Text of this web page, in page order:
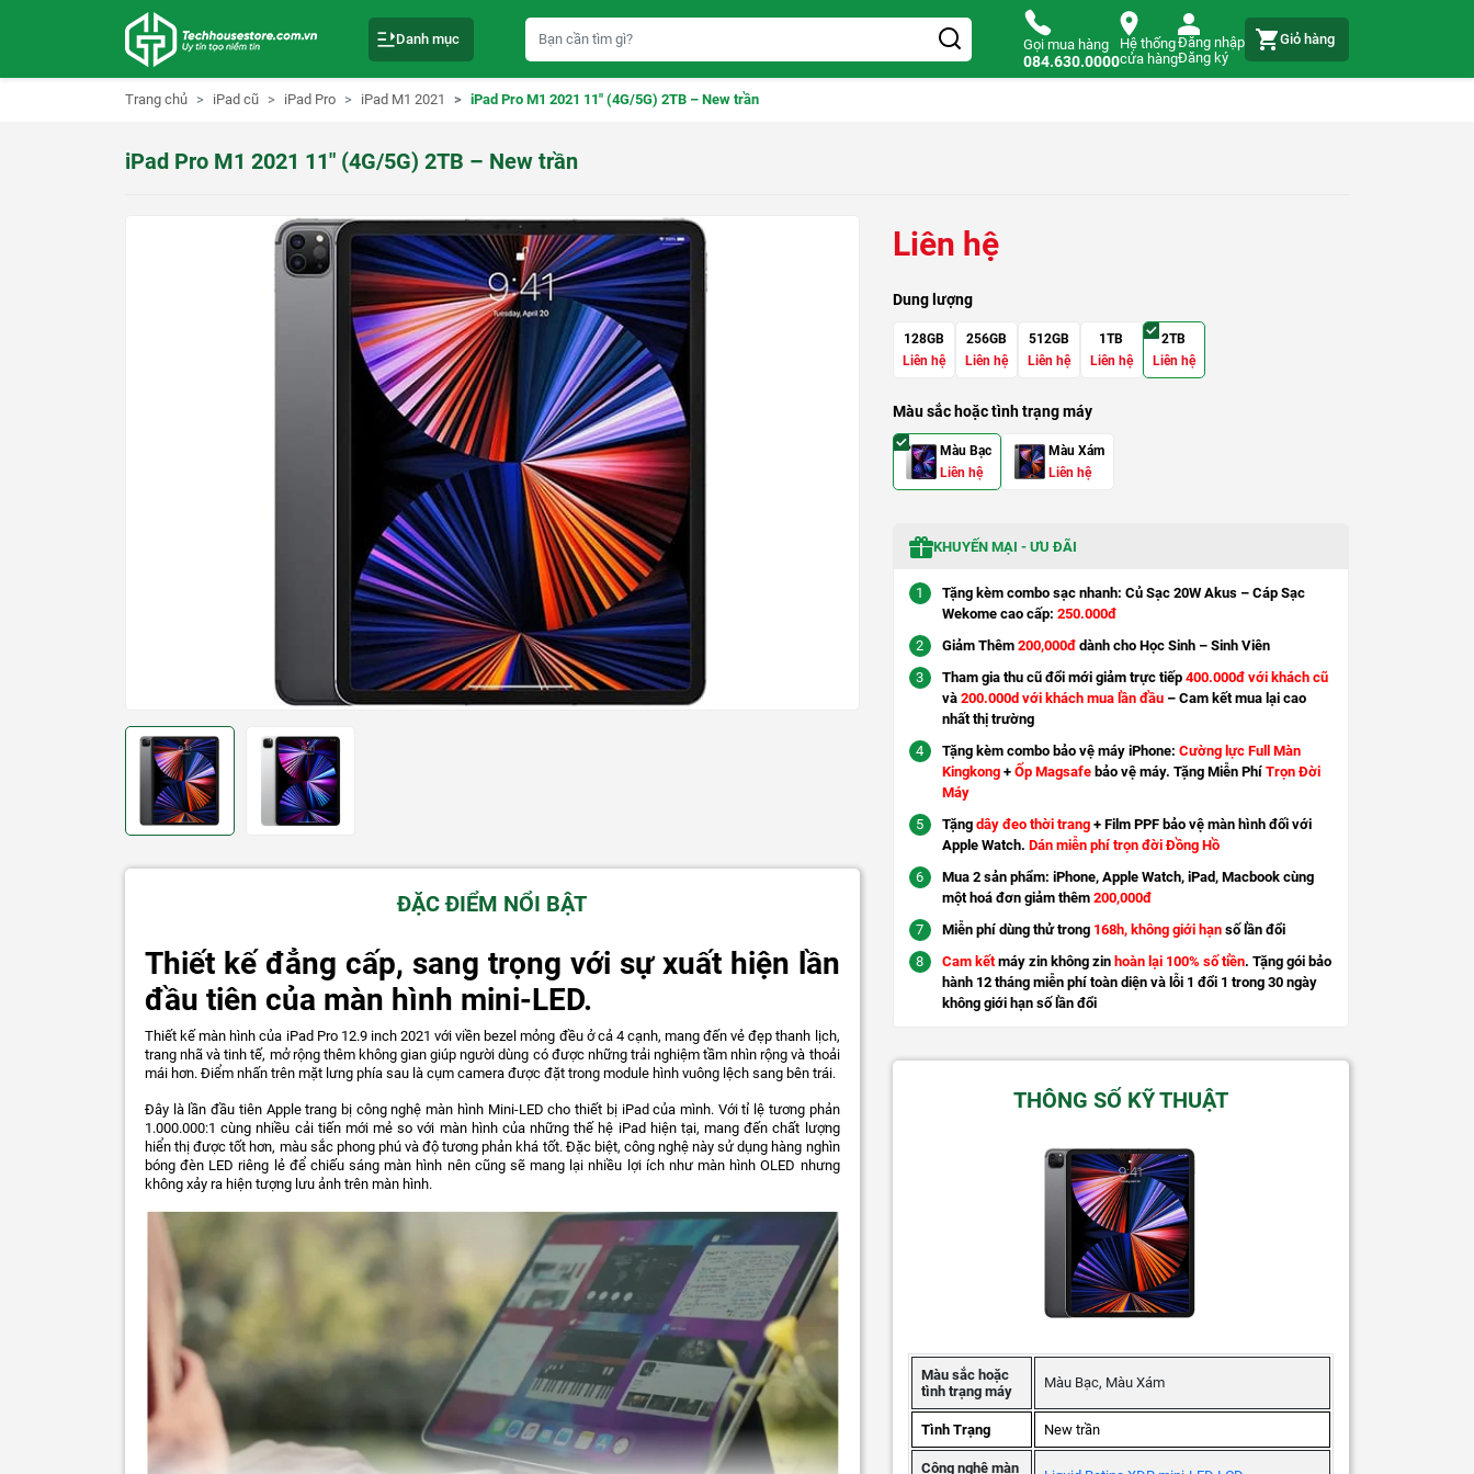
t
Danh mục Gọi mua hàng
084.630.0000
Hệ thống
cửa hàng
Đăng nhập
Đăng ký
Giỏ hàng
Trang chủ iPad cũ iPad Pro iPad M1 2021 iPad Pro M1 2021 11″ (4G/5G) 2TB – New trần
iPad Pro M1 2021 11″ (4G/5G) 2TB – New trần
ĐẶC ĐIỂM NỔI BẬT
Thiết kế đẳng cấp, sang trọng với sự xuất hiện lần
đầu tiên của màn hình mini-LED.
Thiết kế màn hình của iPad Pro 12.9 inch 2021 với viền bezel mỏng đều ở cả 4 cạnh, mang đến vẻ đẹp thanh lịch,
trang nhã và tinh tế, mở rộng thêm không gian giúp người dùng có được những trải nghiệm tầm nhìn rộng và thoải
mái hơn. Điểm nhấn trên mặt lưng phía sau là cụm camera được đặt trong module hình vuông lệch sang bên trái.
Đây là lần đầu tiên Apple trang bị công nghệ màn hình Mini-LED cho thiết bị iPad của mình. Với tỉ lệ tương phản
1.000.000:1 cùng nhiều cải tiến mới mẻ so với màn hình của những thế hệ iPad hiện tại, mang đến chất lượng
hiển thị được tốt hơn, màu sắc phong phú và độ tương phản khá tốt. Đặc biệt, công nghệ này sử dụng hàng nghìn
bóng đèn LED riêng lẻ để chiếu sáng màn hình nên cũng sẽ mang lại nhiều lợi ích như màn hình OLED nhưng
không xảy ra hiện tượng lưu ảnh trên màn hình.
Liên hệ
Dung lượng
128GB
Liên hệ
256GB
Liên hệ
512GB
Liên hệ
1TB
Liên hệ
2TB
Liên hệ
Màu sắc hoặc tình trạng máy
Màu Bạc
Liên hệ
Màu Xám
Liên hệ
KHUYẾN MẠI - ƯU ĐÃI
Tặng kèm combo sạc nhanh: Củ Sạc 20W Akus – Cáp Sạc
Wekome cao cấp: 250.000đ
Giảm Thêm 200,000đdành cho Học Sinh – Sinh Viên
Tham gia thu cũ đổi mới giảm trực tiếp 400.000đ với khách cũ
và200.000d với khách mua lần đầu– Cam kết mua lại cao
nhất thị trường
Tặng kèm combo bảo vệ máy iPhone: Cường lực Full Màn
Kingkong+ Ốp Magsafebảo vệ máy. Tặng Miễn Phí Trọn Đời
Máy
Tặng dây đeo thời trang+ Film PPF bảo vệ màn hình đối với
Apple Watch. Dán miễn phí trọn đời Đồng Hồ
Mua 2 sản phẩm: iPhone, Apple Watch, iPad, Macbook cùng
một hoá đơn giảm thêm 200,000đ
Miễn phí dùng thử trong 168h, không giới hạnsố lần đổi
Cam kếtmáy zin không zin hoàn lại 100% số tiền. Tặng gói bảo
hành 12 tháng miễn phí toàn diện và lỗi 1 đổi 1 trong 30 ngày
không giới hạn số lần đổi
THÔNG SỐ KỸ THUẬT
Màu sắc hoặc
tình trạng máy
Màu Bạc, Màu Xám
Tình Trạng New trần
Công nghệ màn